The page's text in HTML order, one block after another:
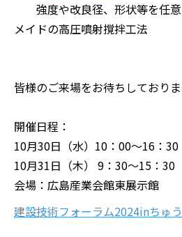
強度や改良径、形状等を任意
メイドの高圧噴射撹拌工法
皆様のご来場をお待ちしておりま
開催日程：
10月30日（水）10：00～16：30
10月31日（木） 9：30～15：30
会場：広島産業会館東展示館
建設技術フォーラム2024inちゅ